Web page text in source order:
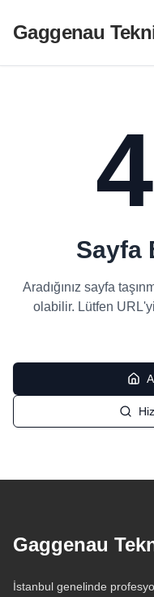
Gaggenau
Sayfa
Aradığınız sayfa
olabilir. Lütfen
Gaggenau
İstanbul genelinde